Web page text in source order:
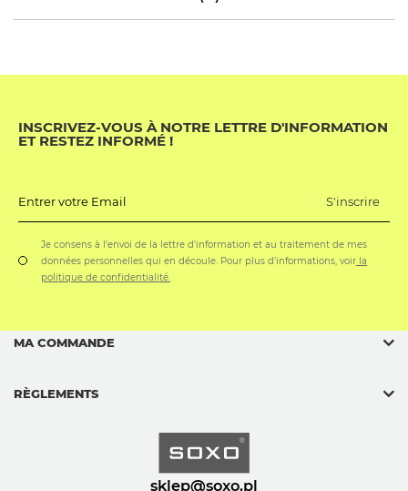
INSCRIVEZ-VOUS À NOTRE LETTRE D'INFORMATION
ET RESTEZ INFORMÉ !
Entrer votre Email S'inscrire
Je consens à l'envoi de la lettre d'information et au traitement de mes
données personnelles qui en découle. Pour plus d'informations, voir la
politique de confidentialité.
sklep@soxo.pl
MA COMMANDE
RÈGLEMENTS